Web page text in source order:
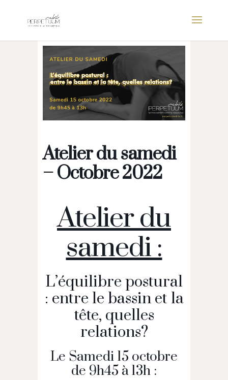
Atelier du samedi
– Octobre 2022
Atelier du
samedi :
L’équilibre postural
: entre le bassin et la
tête, quelles
relations?
Le Samedi 15 octobre
de 9h45 à 13h :